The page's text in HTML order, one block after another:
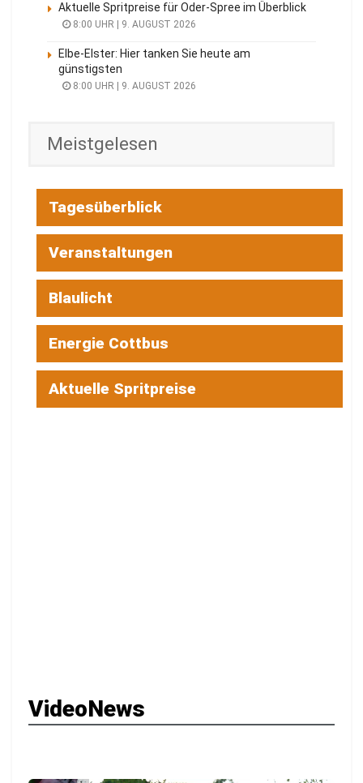
Aktuelle Spritpreise für Oder-Spree im Überblick
8:00 UHR | 9. AUGUST 2026
Elbe-Elster: Hier tanken Sie heute am
günstigsten
8:00 UHR | 9. AUGUST 2026
Meistgelesen
Tagesüberblick
Veranstaltungen
Blaulicht
Energie Cottbus
Aktuelle Spritpreise
VideoNews